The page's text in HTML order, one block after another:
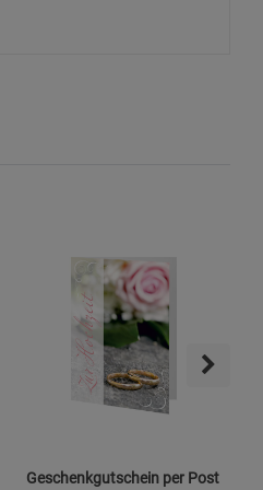
Geschenkgutschein per Post